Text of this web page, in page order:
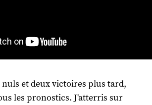
et deux victoires plus tard,
les pronostics. J'atterris sur